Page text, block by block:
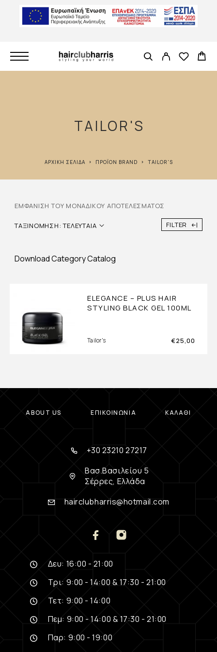
TAILOR'S
ΑΡΧΙΚΉ ΣΕΛΊΔΑ ΠΡΟΪΌΝ BRAND TAILOR'S
ΕΜΦΆΝΙΣΗ ΤΟΥ ΜΟΝΑΔΙΚΟΎ ΑΠΟΤΕΛΈΣΜΑΤΟΣ
ΤΑΞΙΝΌΜΗΣΗ: ΤΕΛΕΥΤΑΊΑ FILTER
Download Category Catalog
ELEGANCE – PLUS HAIR
STYLING BLACK GEL 100ML
Tailor's €25,00
ABOUT US ΕΠΙΚΟΙΝΩΝΊΑ ΚΑΛΆΘΙ
+30 23210 27217
Βασ.Βασιλείου 5
Σέρρες, Ελλάδα
hairclubharris@hotmail.com
Δευ: 16:00 - 21:00
Τρι: 9:00 - 14:00 & 17:30 - 21:00
Τετ: 9:00 - 14:00
Πεμ: 9:00 - 14:00 & 17:30 - 21:00
Παρ: 9:00 - 19:00